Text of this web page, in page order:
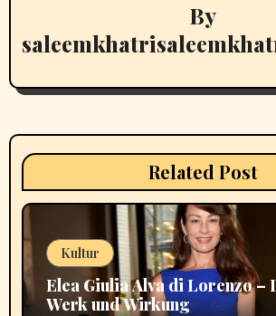
g
a
t
o
n
By
Related Post
Kultur
Elea Giulia Alva di Lorenzo –
Werk und Wirkung